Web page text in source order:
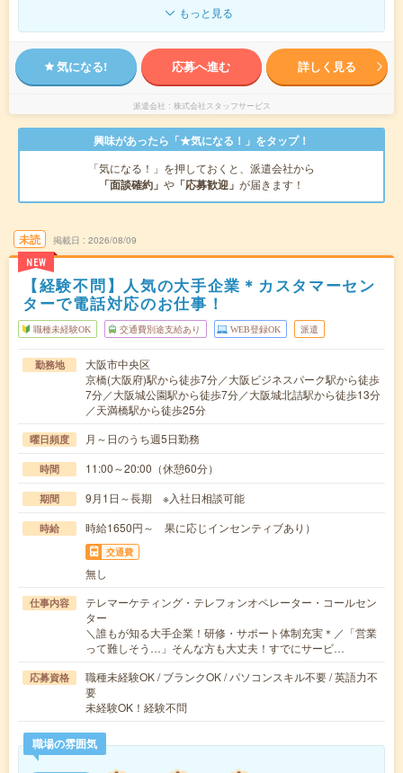
もっと見る
気になる! 応募へ進む 詳しく見る
派遣会社 株式会社スタッフサービス
興味があったら「★気になる！」をタップ！
「気になる！」を押しておくと、派遣会社から
「面談確約」 や 「応募歓迎」 が届きます！
未読
NEW
掲載日 2026/08/09
【経験不問】人気の大手企業＊カスタマーセン
ターで電話対応のお仕事！
職種未経験OK 交通費別途支給あり WEB登録OK 派遣
勤務地
大阪市中央区
京橋(大阪府)駅から徒歩7分／大阪ビジネスパーク駅から徒歩
7分／大阪城公園駅から徒歩7分／大阪城北詰駅から徒歩13分
／天満橋駅から徒歩25分
曜日頻度 月～日のうち週5日勤務
時間 11:00～20:00（休憩60分）
期間 9月1日～長期 ※入社日相談可能
時給 時給1650円～ 果に応じインセンティブあり）
交通費
無し
仕事内容
テレマーケティング・テレフォンオペレーター・コールセン
ター
＼誰もが知る大手企業！研修・サポート体制充実＊／「営業
って難しそう…」そんな方も大丈夫！すでにサービ…
応募資格
職種未経験OK / ブランクOK / パソコンスキル不要 / 英語力不
要
未経験OK！経験不問
職場の雰囲気